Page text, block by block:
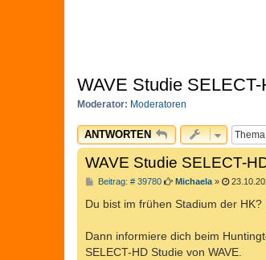
WAVE Studie
Moderator: Moderatoren
ANTWORTEN
WAVE Studie SELECT-
Beitrag: # 39780B
i
a
g
Michaela»
Du bist im frühen Stadium der
Dann informiere dich beim
SELECT-HD Studie von WAVE.